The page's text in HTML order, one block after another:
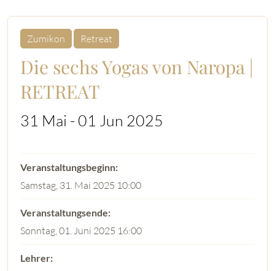
Zumikon Retreat
Die sechs Yogas von Naropa |
RETREAT
31 Mai - 01 Jun 2025
Samstag, 31. Mai 2025 10:00
Sonntag, 01. Juni 2025 16:00